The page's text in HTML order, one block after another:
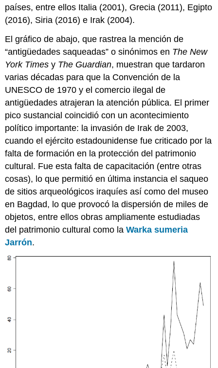
países, entre ellos Italia (2001), Grecia (2011), Egipto
(2016), Siria (2016) e Irak (2004).
El gráfico de abajo, que rastrea la mención de
“antigüedades saqueadas” o sinónimos en The New
York Times y The Guardian, muestran que tardaron
varias décadas para que la Convención de la
UNESCO de 1970 y el comercio ilegal de
antigüedades atrajeran la atención pública. El primer
pico sustancial coincidió con un acontecimiento
político importante: la invasión de Irak de 2003,
cuando el ejército estadounidense fue criticado por la
falta de formación en la protección del patrimonio
cultural. Fue esta falta de capacitación (entre otras
cosas), lo que permitió en última instancia el saqueo
de sitios arqueológicos iraquíes así como del museo
en Bagdad, lo que provocó la dispersión de miles de
objetos, entre ellos obras ampliamente estudiadas
del patrimonio cultural como laWarka sumeria
Jarrón.